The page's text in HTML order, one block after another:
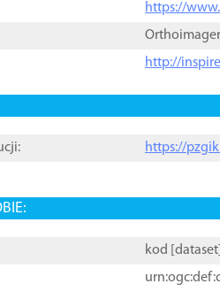
https://
http://
https://
kod [ dataset